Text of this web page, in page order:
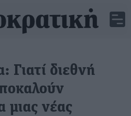
Γιατί διεθνή
μιας νέας